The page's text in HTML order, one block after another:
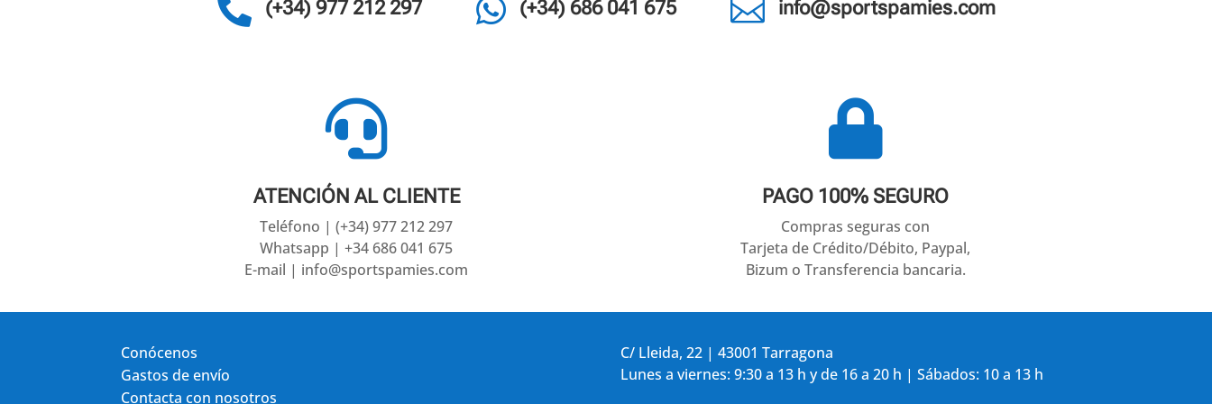
 (+34) 977 212 297  (+34) 686 041 675  info@sportspamies.com

ATENCIÓN AL CLIENTE
Teléfono | (+34) 977 212 297
Whatsapp | +34 686 041 675
E-mail | info@sportspamies.com

PAGO 100% SEGURO
Compras seguras con
Tarjeta de Crédito/Débito, Paypal,
Bizum o Transferencia bancaria.
Conócenos
Gastos de envío
Contacta con nosotros
C/ Lleida, 22 | 43001 Tarragona
Lunes a viernes: 9:30 a 13 h y de 16 a 20 h | Sábados: 10 a 13 h